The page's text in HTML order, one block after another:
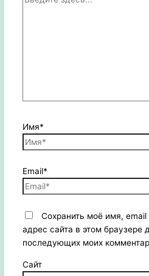
Имя*
Email*
Сохранить моё имя, email
адрес сайта в этом браузере
последующих моих
Сайт